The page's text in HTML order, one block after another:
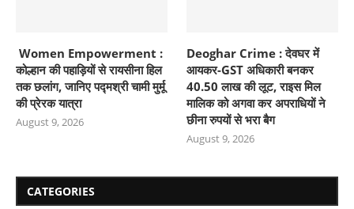
Women Empowerment :
कोल्हान की पहाड़ियों से रायसीना हिल
तक छलांग, जानिए पद्मश्री चामी मुर्मू
की प्रेरक यात्रा
August 9, 2026
Deoghar Crime : देवघर में
आयकर-GST अधिकारी बनकर
40.50 लाख की लूट, राइस मिल
मालिक को अगवा कर अपराधियों ने
छीना रुपयों से भरा बैग
August 9, 2026
CATEGORIES